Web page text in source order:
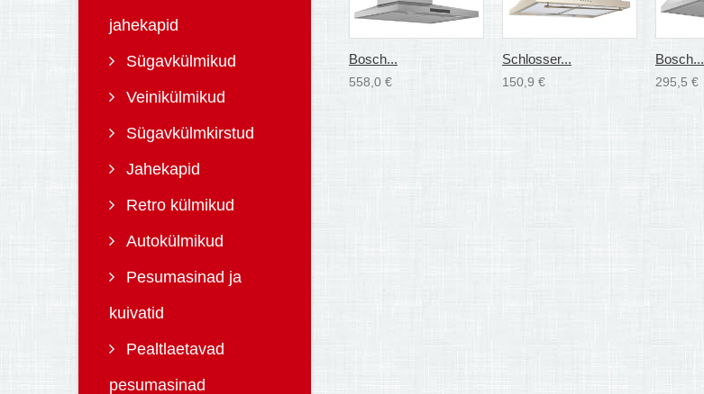
jahekapid
Sügavkülmikud
Veinikülmikud
Sügavkülmkirstud
Jahekapid
Retro külmikud
Autokülmikud
Pesumasinad ja
kuivatid
Pealtlaetavad
pesumasinad
Bosch...
558,0 €
Schlosser...
150,9 €
Bosch...
295,5 €